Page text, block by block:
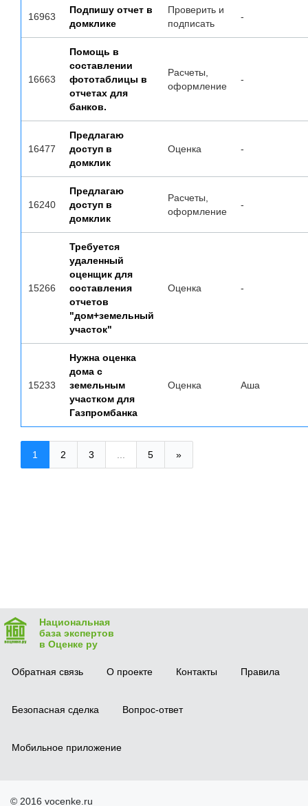
16963
Подпишу отчет в
домклике
Проверить и
подписать
-
16663
Помощь в
составлении
фототаблицы в
отчетах для
банков.
Расчеты,
оформление
-
16477
Предлагаю
доступ в
домклик
Оценка -
16240
Предлагаю
доступ в
домклик
Расчеты,
оформление
-
15266
Требуется
удаленный
оценщик для
составления
отчетов
"дом+земельный
участок"
Оценка -
15233
Нужна оценка
дома с
земельным
участком для
Газпромбанка
Оценка Аша
1 2 3 5 »
Национальная
база экспертов
в Оценке ру
Обратная связь О проекте Контакты Правила
Безопасная сделка Вопрос-ответ
Мобильное приложение
© 2016 vocenke.ru